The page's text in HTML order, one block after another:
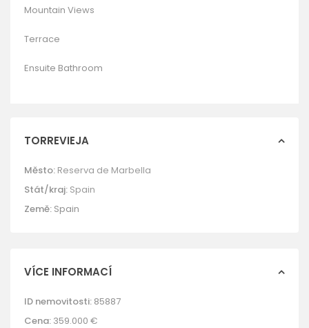
Mountain Views
Terrace
Ensuite Bathroom
TORREVIEJA
Město: Reserva de Marbella
Stát/kraj: Spain
Země: Spain
VÍCE INFORMACÍ
ID nemovitosti: 85887
Cena: 359.000 €